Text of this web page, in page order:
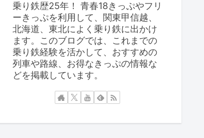
乗り鉄歴25年！ 青春18きっぷやフリ
ーきっぷを利用して、関東甲信越、
北海道、東北によく乗り鉄に出かけ
ます。このブログでは、これまでの
乗り鉄経験を活かして、おすすめの
列車や路線、お得なきっぷの情報な
どを掲載しています。